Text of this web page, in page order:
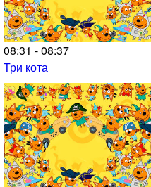
08:31 - 08:37
Три кота